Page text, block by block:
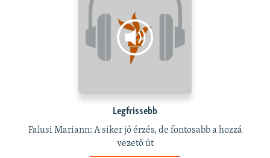
Legfrissebb
Falusi Mariann: A siker jó érzés, de fontosabb a hozzá
vezető út